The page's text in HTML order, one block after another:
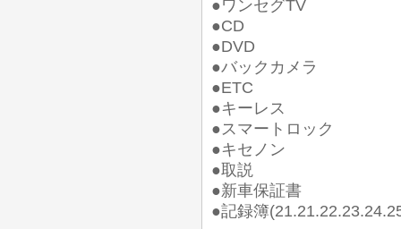
●ワンセグTV
●CD
●DVD
●バックカメラ
●ETC
●キーレス
●スマートロック
●キセノン
●取説
●新車保証書
●記録簿